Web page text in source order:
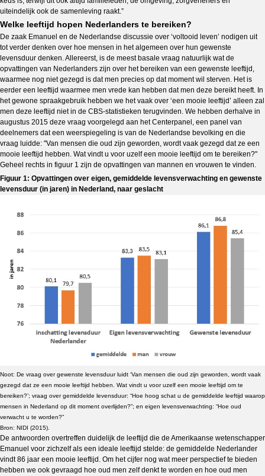
uiteindelijk ook de samenleving raakt.”
Welke leeftijd hopen Nederlanders te bereiken?
De zaak Emanuel en de Nederlandse discussie over ‘voltooid leven’ nodigen uit
tot verder denken over hoe mensen in het algemeen over hun gewenste
levensduur denken. Allereerst, is de meest basale vraag natuurlijk wat de
opvattingen van Nederlanders zijn over het bereiken van een gewenste leeftijd,
waarmee nog niet gezegd is dat men precies op dat moment wil sterven. Het is
eerder een leeftijd waarmee men vrede kan hebben dat men deze bereikt heeft. In
het gewone spraakgebruik hebben we het vaak over ‘een mooie leeftijd’ alleen zal
men deze leeftijd niet in de CBS-statistieken terugvinden. We hebben derhalve in
augustus 2015 deze vraag voorgelegd aan het Centerpanel, een panel van
deelnemers dat een weerspiegeling is van de Nederlandse bevolking en die
vraag luidde: "Van mensen die oud zijn geworden, wordt vaak gezegd dat ze een
mooie leeftijd hebben. Wat vindt u voor uzelf een mooie leeftijd om te bereiken?"
Geheel rechts in figuur 1 zijn de opvattingen van mannen en vrouwen te vinden.
Figuur 1: Opvattingen over eigen, gemiddelde levensverwachting en gewenste
levensduur (in jaren) in Nederland, naar geslacht
Noot: De vraag over gewenste levensduur luidt ‘Van mensen die oud zijn geworden, wordt vaak
gezegd dat ze een mooie leeftijd hebben. Wat vindt u voor uzelf een mooie leeftijd om te
bereiken?’; vraag over gemiddelde levensduur: “Hoe hoog schat u de gemiddelde leeftijd waarop
mensen in Nederland op dit moment overlijden?”; en eigen levensverwachting: “Hoe oud
verwacht u te worden?”
Bron: NIDI (2015).
De antwoorden overtreffen duidelijk de leeftijd die de Amerikaanse wetenschapper
Emanuel voor zichzelf als een ideale leeftijd stelde: de gemiddelde Nederlander
vindt 86 jaar een mooie leeftijd. Om het cijfer nog wat meer perspectief te bieden
hebben we ook gevraagd hoe oud men zelf denkt te worden en hoe oud men